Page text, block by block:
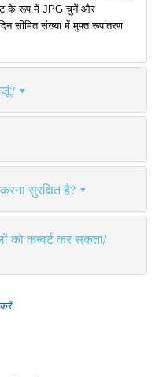
के रूप में JPG चुनें और
सीमित संख्या में मुफ्त रूपांतरण
सुरक्षित है?
को कन्वर्ट कर सकता/